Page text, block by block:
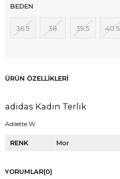
BEDEN
36.5 38 39.5 40.5
ÜRÜN ÖZELLIKLERI
adidas Kadın Terlik
Adilette W
RENK Mor
YORUMLAR(0)